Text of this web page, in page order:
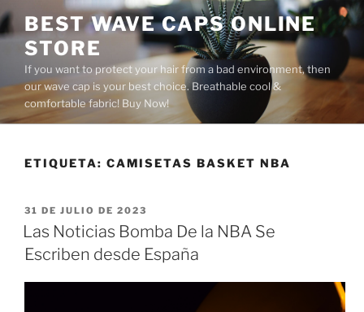
Saltar
al
contenido
BEST WAVE CAPS ONLINE
STORE
If you want to protect your hair from a bad environment, then
our wave cap is your best choice. Breathable cool &
comfortable fabric! Buy Now!
ETIQUETA: CAMISETAS BASKET NBA
PUBLICADO
EL
31 DE JULIO DE 2023
Las Noticias Bomba De la NBA Se
Escriben desde España